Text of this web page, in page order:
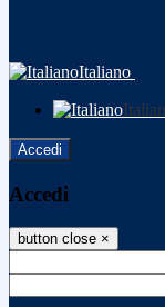
Italiano
Accedi
Accedi
button close ×